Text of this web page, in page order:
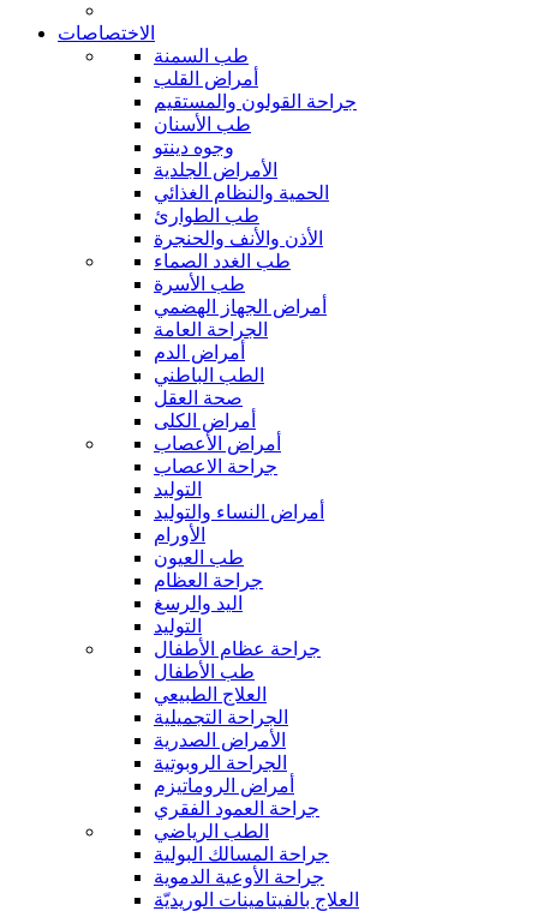
الاختصاصات
طب السمنة
أمراض القلب
جراحة القولون والمستقيم
طب الأسنان
وجوه دينتو
الأمراض الجلدية
الحمية والنظام الغذائي
طب الطوارئ
الأذن والأنف والحنجرة
طب الغدد الصماء
طب الأسرة
أمراض الجهاز الهضمي
الجراحة العامة
أمراض الدم
الطب الباطني
صحة العقل
أمراض الكلى
أمراض الأعصاب
جراحة الاعصاب
التوليد
أمراض النساء والتوليد
الأورام
طب العيون
جراحة العظام
اليد والرسغ
التوليد
جراحة عظام الأطفال
طب الأطفال
العلاج الطبيعي
الجراحة التجميلية
الأمراض الصدرية
الجراحة الروبوتية
أمراض الروماتيزم
جراحة العمود الفقري
الطب الرياضي
جراحة المسالك البولية
جراحة الأوعية الدموية
العلاج بالفيتامينات الوريديّة